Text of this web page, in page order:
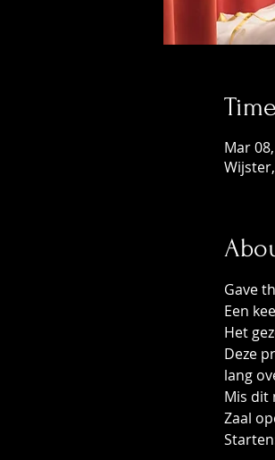
Mar
Gave
Een
Het
Deze
lang
Mis dit
Zaal